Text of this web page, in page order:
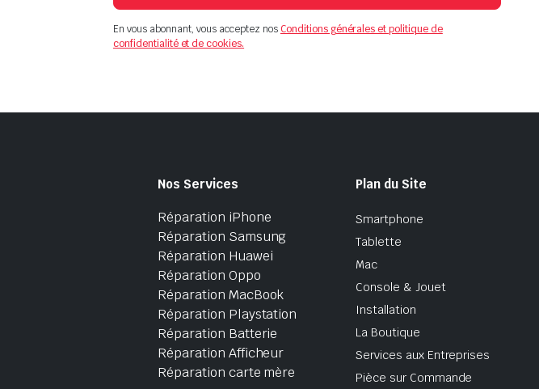
En vous abonnant, vous acceptez nosConditions générales et politique de
confidentialité et de cookies.
Nos Services
Réparation iPhone
Réparation Samsung
Réparation Huawei
Réparation Oppo
Réparation MacBook
Réparation Playstation
Réparation Batterie
Réparation Afficheur
Réparation carte mère
Plan du Site
Smartphone
Tablette
Mac
Console & Jouet
Installation
La Boutique
Services aux Entreprises
Pièce sur Commande